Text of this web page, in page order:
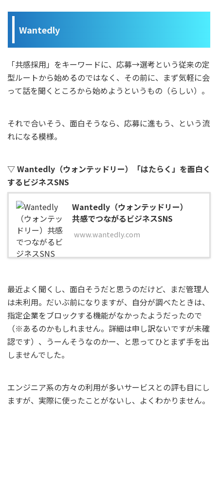
Wantedly
「共感採用」をキーワードに、応募→選考という従来の定
型ルートから始めるのではなく、その前に、まず気軽に会
って話を聞くところから始めようというもの（らしい）。
それで合いそう、面白そうなら、応募に進もう、という流
れになる模様。
▽ Wantedly（ウォンテッドリー）「はたらく」を面白く
するビジネスSNS
Wantedly（ウォンテッドリー）
共感でつながるビジネスSNS
www.wantedly.com
最近よく聞くし、面白そうだと思うのだけど、まだ管理人
は未利用。だいぶ前になりますが、自分が調べたときは、
指定企業をブロックする機能がなかったようだったので
（※あるのかもしれません。詳細は申し訳ないですが未確
認です）、うーんそうなのかー、と思ってひとまず手を出
しませんでした。
エンジニア系の方々の利用が多いサービスとの評も目にし
ますが、実際に使ったことがないし、よくわかりません。